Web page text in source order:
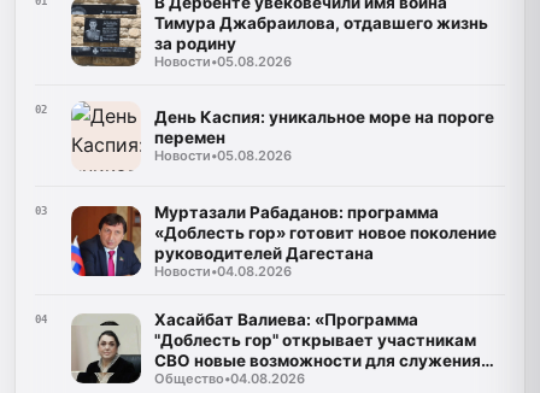
Тимура Джабраилова, отдавшего жизнь
за родину
Новости•05.08.2026
02
День Каспия: уникальное море на пороге
перемен
Новости•05.08.2026
03
Муртазали Рабаданов: программа
«Доблесть гор» готовит новое поколение
руководителей Дагестана
Новости•04.08.2026
04
Хасайбат Валиева: «Программа
"Доблесть гор" открывает участникам
СВО новые возможности для служения
Дагестану»
Общество•04.08.2026